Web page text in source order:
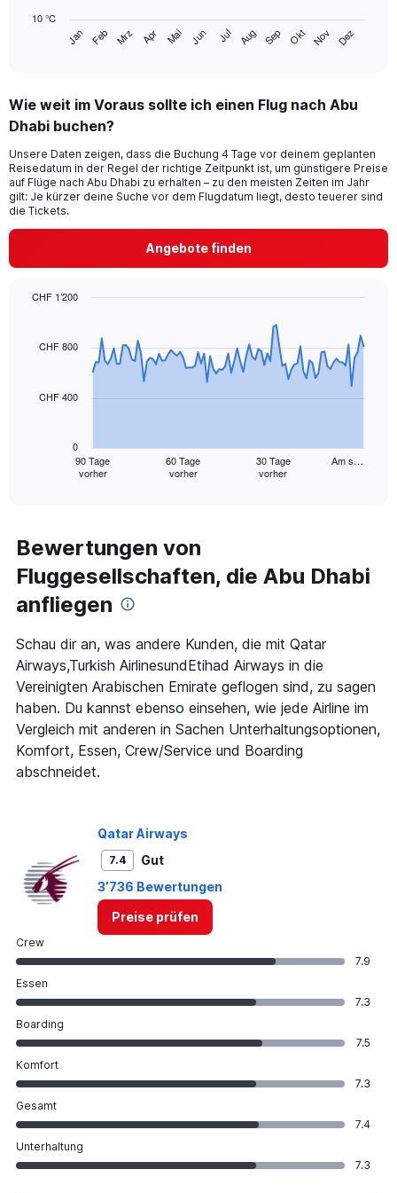
has
categories.
Range:
categories.
The
chart
has
1
values.
Jan Feb Mrz Apr Mai Jun Jul Aug Sep Okt Nov Dez
10 °C
Wie weit im Voraus sollte ich einen Flug nach Abu
Dhabi buchen?
Unsere Daten zeigen, dass die Buchung 4 Tage vor deinem geplanten
Reisedatum in der Regel der richtige Zeitpunkt ist, um günstigere Preise
auf Flüge nach Abu Dhabi zu erhalten – zu den meisten Zeiten im Jahr
gilt: Je kürzer deine Suche vor dem Flugdatum liegt, desto teuerer sind
die Tickets.
Angebote finden
Range:
91
categories.
The
chart
1
Y
axis
displaying
values.
Range:
0
to
1200.
90 Tage
vorher
60 Tage
vorher
30 Tage
vorher
Am s…
0
CHF 400
CHF 800
CHF 1’200
Bewertungen von
Fluggesellschaften, die Abu Dhabi
anfliegen
Schau dir an, was andere Kunden, die mit Qatar
Airways,Turkish AirlinesundEtihad Airways in die
Vereinigten Arabischen Emirate geflogen sind, zu sagen
haben. Du kannst ebenso einsehen, wie jede Airline im
Vergleich mit anderen in Sachen Unterhaltungsoptionen,
Komfort, Essen, Crew/Service und Boarding
abschneidet.
Qatar Airways
7.4
Gut
3’736 Bewertungen
Preise prüfen
Crew
7.9
Essen
7.3
Boarding
7.5
Komfort
7.3
Gesamt
7.4
Unterhaltung
7.3